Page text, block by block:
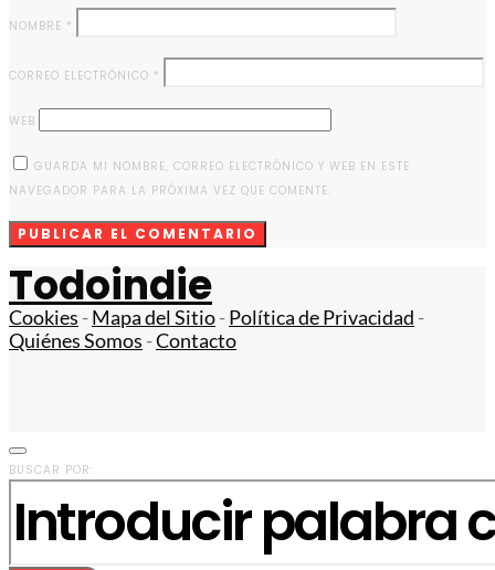
NOMBRE *
CORREO ELECTRÓNICO *
WEB
GUARDA MI NOMBRE, CORREO ELECTRÓNICO Y WEB EN ESTE
NAVEGADOR PARA LA PRÓXIMA VEZ QUE COMENTE.
Todoindie
Cookies -Mapa del Sitio-Política de Privacidad -
Quiénes Somos -Contacto
BUSCAR POR: